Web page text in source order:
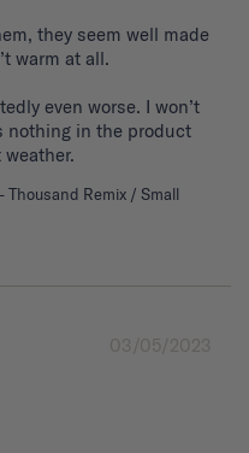
they seem well made
warm at all.
even worse. I won’t
nothing in the product
Thousand Remix / Small
03/05/2023